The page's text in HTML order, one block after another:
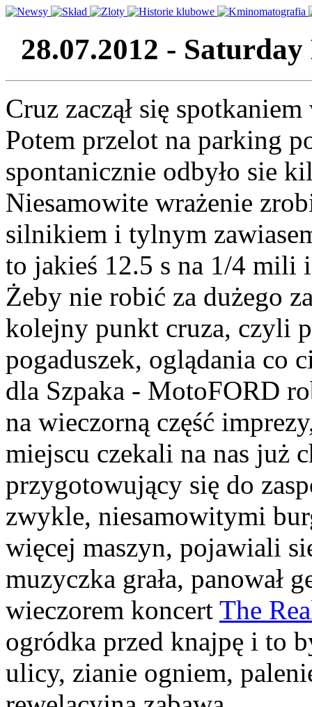
28.07.2012 -
Cruz zaczął się
Potem przelot na parking
spontanicznie odbyło sie
Niesamowite wrażenie
silnikiem i tylnym
to jakieś 12.5 s na 1/4 mili
Żeby nie robić za dużego
kolejny punkt cruza, czyli
pogaduszek, oglądania co
dla Szpaka - MotoFORD
na wieczorną część
miejscu czekali na nas już
przygotowujący się do
zwykle, niesamowitymi
więcej maszyn, pojawiali
muzyczka grała, panował
wieczorem koncert The
ogródka przed knajpę i to
ulicy, zianie ogniem,